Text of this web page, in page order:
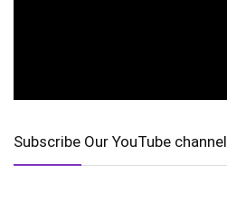
Subscribe Our YouTube channel